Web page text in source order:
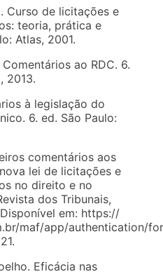
Curso de licitações e
teoria, prática e
Atlas, 2001.
ao RDC. 6.
2013.
à legislação do
6. ed. São Paulo:
comentários aos
lei de licitações e
no direito e no
dos Tribunais,
em: https://
maf/app/authentication/
Eficácia nas